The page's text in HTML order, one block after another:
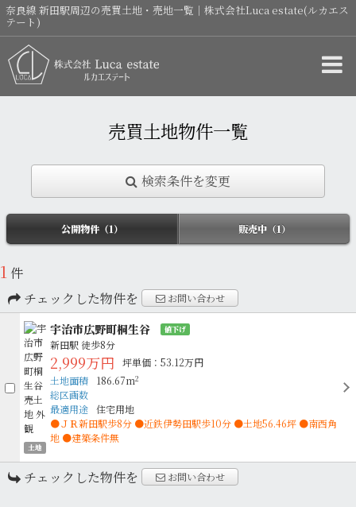
奈良線 新田駅周辺の売買土地・売地一覧｜株式会社Luca estate(ルカエス
テート)
売買土地物件一覧
検索条件を変更
公開物件（1） 販売中（1）
1 件
チェックした物件を
お問い合わせ
土地
宇治市広野町桐生谷 値下げ
新田駅徒歩8分
2,999万円
坪単価：53.12万円
土地面積
186.67m2
総区画数
最適用途 住宅用地
●ＪＲ新田駅歩8分 ●近鉄伊勢田駅歩10分 ●土地56.46坪 ●南西角
地 ●建築条件無
チェックした物件を お問い合わせ